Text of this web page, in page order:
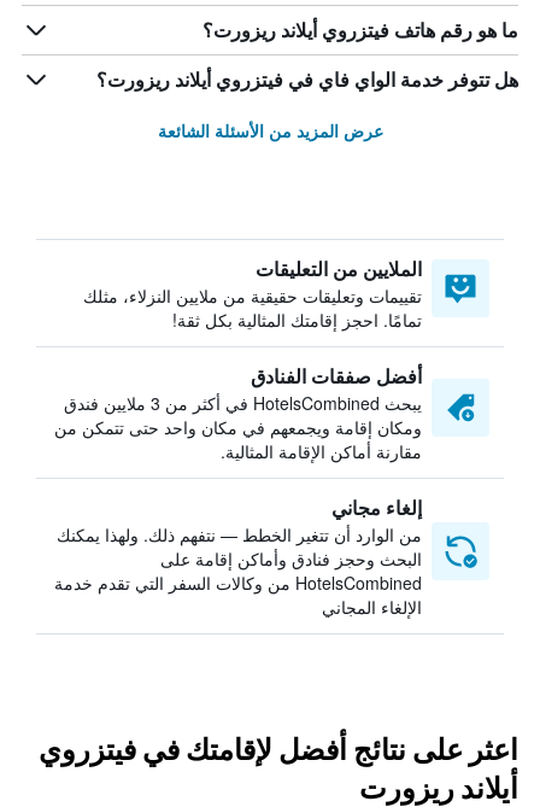
ما هو رقم هاتف فيتزروي أيلاند ريزورت؟
هل تتوفر خدمة الواي فاي في فيتزروي أيلاند ريزورت؟
عرض المزيد من الأسئلة الشائعة
الملايين من التعليقات
تقييمات وتعليقات حقيقية من ملايين النزلاء، مثلك
تمامًا. احجز إقامتك المثالية بكل ثقة!
أفضل صفقات الفنادق
يبحث HotelsCombined في أكثر من 3 ملايين فندق
ومكان إقامة ويجمعهم في مكان واحد حتى تتمكن من
مقارنة أماكن الإقامة المثالية.
إلغاء مجاني
من الوارد أن تتغير الخطط — نتفهم ذلك. ولهذا يمكنك
البحث وحجز فنادق وأماكن إقامة على
HotelsCombined من وكالات السفر التي تقدم خدمة
الإلغاء المجاني
اعثر على نتائج أفضل لإقامتك في فيتزروي
أيلاند ريزورت